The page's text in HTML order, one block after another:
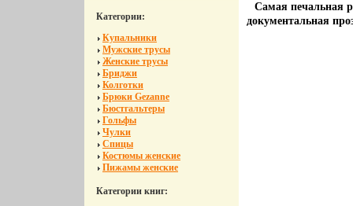
Категории:
Купальники
Мужские трусы
Женские трусы
Бриджи
Колготки
Брюки Gezanne
Бюстгальтеры
Гольфы
Чулки
Спицы
Костюмы женские
Пижамы женские
Категории книг:
Самая печальная
документальная